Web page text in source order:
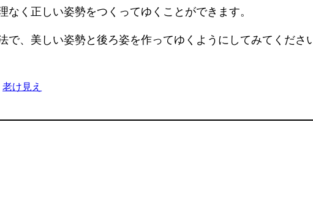
く正しい姿勢をつくってゆくことができます。
、美しい姿勢と後ろ姿を作ってゆくようにしてみてくださ
老け見え